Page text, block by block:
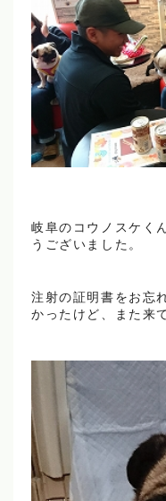
岐阜のコウノスケく
うございました。
注射の証明書をお忘
かったけど、また来